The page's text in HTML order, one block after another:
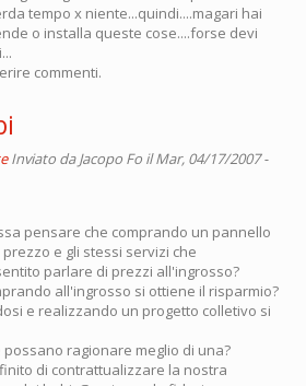
tempo x niente...quindi....magari hai
o installa queste cose....forse devi
commenti.
Inviato daJacopo Fo il Mar, 04/17/2007 -
pensare che comprando un pannello
e gli stessi servizi che
parlare di prezzi all'ingrosso?
all'ingrosso si ottiene il risparmio?
e realizzando un progetto colletivo si
ragionare meglio di una?
di contrattualizzare la nostra